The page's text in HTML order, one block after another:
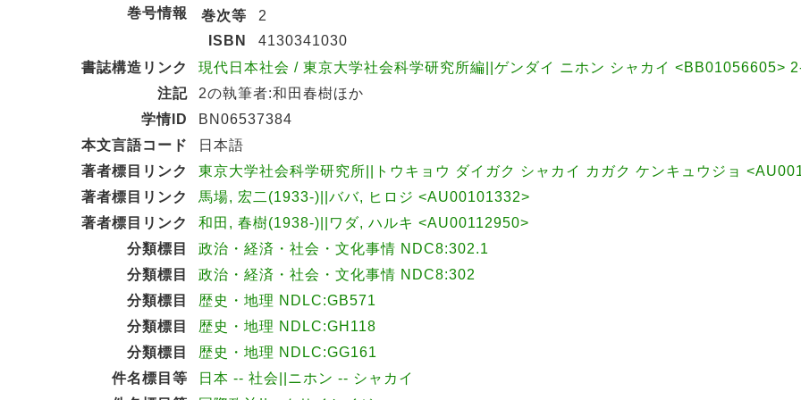
巻号情報
巻次等
2
ISBN
4130341030
書誌構造リンク
現代日本社会 / 東京大学社会科学研究所編||ゲンダイ ニホン シャカイ <BB01056605>
注記
2の執筆者:和田春樹ほか
学情ID
BN06537384
本文言語コード
日本語
著者標目リンク
東京大学社会科学研究所||トウキョウ ダイガク シャカイ カガク ケンキュウジョ
著者標目リンク
馬場, 宏二(1933-)||ババ, ヒロジ <AU00101332>
著者標目リンク
和田, 春樹(1938-)||ワダ, ハルキ <AU00112950>
分類標目
政治・経済・社会・文化事情 NDC8:302.1
分類標目
政治・経済・社会・文化事情 NDC8:302
分類標目
歴史・地理 NDLC:GB571
分類標目
歴史・地理 NDLC:GH118
分類標目
歴史・地理 NDLC:GG161
件名標目等
日本 -- 社会||ニホン -- シャカイ